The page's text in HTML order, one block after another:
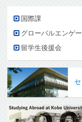
国際課
グローバルエンゲ
留学生後援会